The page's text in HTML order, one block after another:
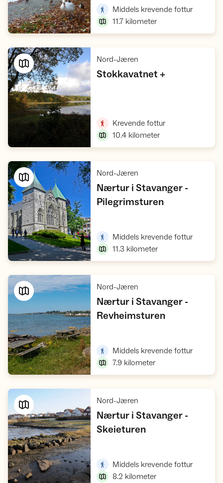
Middels krevende fottur,
11.7 kilometer
Nord-Jæren
Stokkavatnet +,
Krevende fottur,
10.4 kilometer
Nord-Jæren
Nærtur i Stavanger -
Pilegrimsturen,
Middels krevende fottur,
11.3 kilometer
Nord-Jæren
Nærtur i Stavanger -
Revheimsturen,
Middels krevende fottur,
7.9 kilometer
Nord-Jæren
Nærtur i Stavanger -
Skeieturen,
Middels krevende fottur,
8.2 kilometer